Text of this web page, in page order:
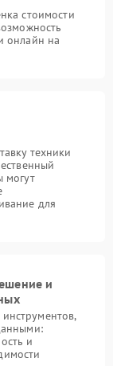
стоимости
онлайн на
техники
могут
для
и
и